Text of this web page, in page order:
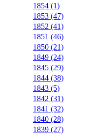
1854 (1)
1853 (47)
1852 (41)
1851 (46)
1850 (21)
1849 (24)
1845 (29)
1844 (38)
1843 (5)
1842 (31)
1841 (32)
1840 (28)
1839 (27)